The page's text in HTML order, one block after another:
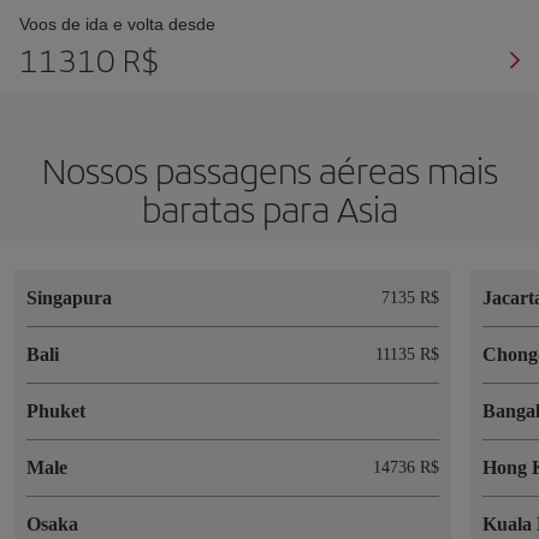
Voos de ida e volta desde
11310 R$
Nossos passagens aéreas mais
baratas para Asia
Singapura 7135 R$
Bali 11135 R$
Phuket
Male 14736 R$
Osaka
Hong
Kuala